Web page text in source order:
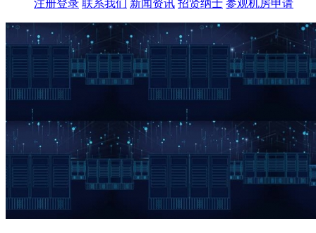
注册登录 联系我们 新闻资讯 招贤纳士 参观机房申请